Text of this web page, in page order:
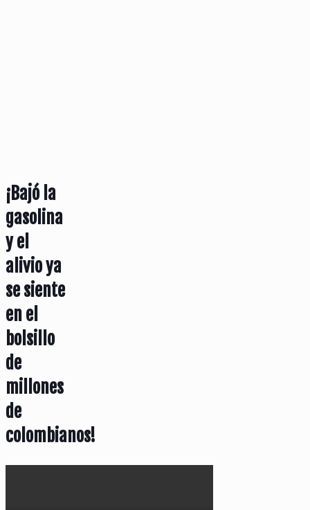
¡Bajó la
gasolina
y el
alivio ya
se siente
en el
bolsillo
de
millones
de
colombianos!